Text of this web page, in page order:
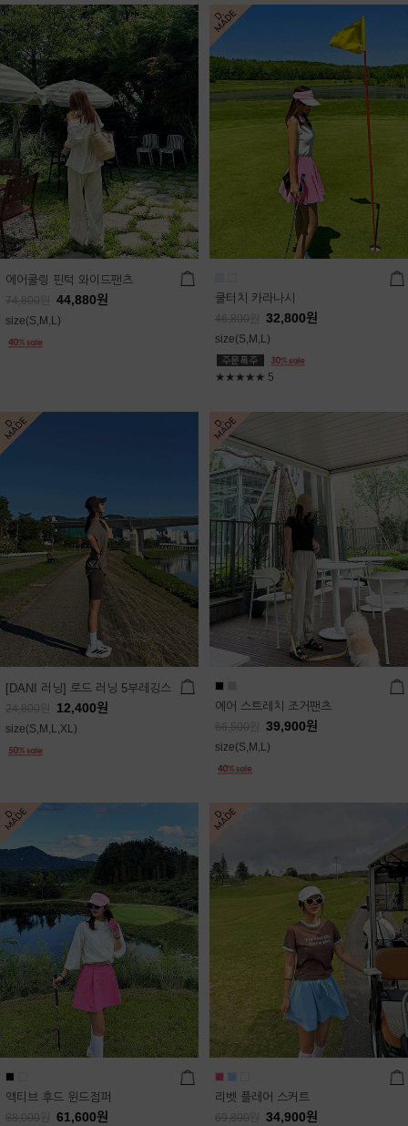
에어쿨링 핀턱 와이드팬츠
74,800 44,880원
size(S,M,L)
쿨터치 카라나시
46,800 32,800원
size(S,M,L)
★★★★★ 5
[DANI 러닝] 로드 러닝 5부레깅스
24,800 12,400원
size(S,M,L,XL)
에어 스트레치 조거팬츠
66,500 39,900원
size(S,M,L)
액티브 후드 윈드점퍼
88,000 61,600원
리벳 플레어 스커트
69,800 34,900원